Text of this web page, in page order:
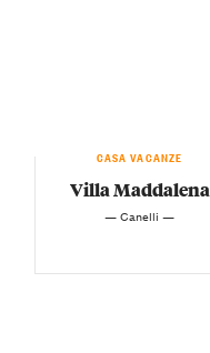
CASA VACANZE
Villa Maddalena
— Canelli —